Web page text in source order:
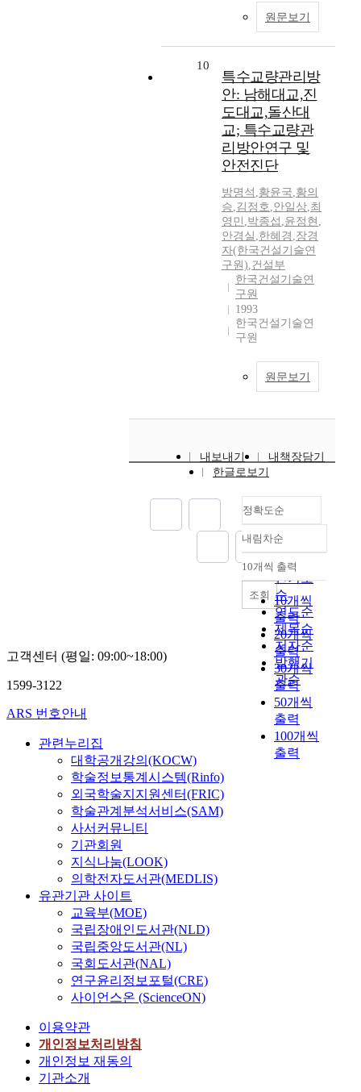
원문보기
10
특수교량관리방
안: 남해대교,진
도대교,돌산대
교; 특수교량관
리방안연구 및
안전진단
방명석 ,황윤국,황의
승,김정호,안일상,최
영민 ,박종섭 ,윤정현 ,
안경실 ,한혜경 ,장경
자(한국건설기술연
구원),건설부
한국건설기술연
구원
1993
한국건설기술연
구원
원문보기
내보내기
내책장담기
한글로보기
정확도순
정확도
순
인기도
순
연도순
제목순
저자순
발행기
관순
내림차순
내림차순
10개씩 출력
10개씩
출력
20개씩
출력
30개씩
출력
50개씩
출력
100개씩
출력
조회
고객센터 (평일: 09:00~18:00)
1599-3122
ARS 번호안내
관련누리집
대학공개강의(KOCW)
학술정보통계시스템(Rinfo)
외국학술지지원센터(FRIC)
학술관계분석서비스(SAM)
사서커뮤니티
기관회원
지식나눔(LOOK)
의학전자도서관(MEDLIS)
유관기관 사이트
교육부(MOE)
국립장애인도서관(NLD)
국립중앙도서관(NL)
국회도서관(NAL)
연구윤리정보포털(CRE)
사이언스온 (ScienceON)
이용약관
개인정보처리방침
개인정보 재동의
기관소개